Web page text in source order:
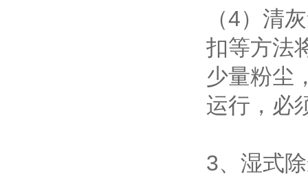
（4）清
扣等方法
少量粉尘
运行，必
3、湿式